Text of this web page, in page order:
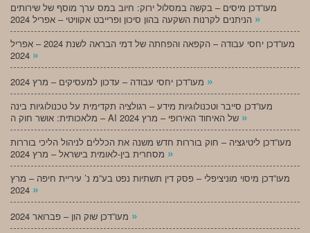
מעו”דכן מיסים – בקשה במסלול ירוק: חיוב במס ערך מוסף של שירותים
»
מעו”דכן יחסי עבודה – הקפאה והפחתה של דמי הבראה לשנת 2024 – אפריל
»
»
מעו”דכן סייבר וטכנולוגיות מידע – רגולציה תקדימית על טכנולוגיות בינה
»
מעו”דכן ליטיגציה – חוק בוררות חדש משנה את הכללים לניהול הליכי בוררות
»
מעו”דכן מיסוי מוניציפלי – פסק דין תשתיות נפט בע”מ נ’ עיריית חיפה – מרץ
»
»